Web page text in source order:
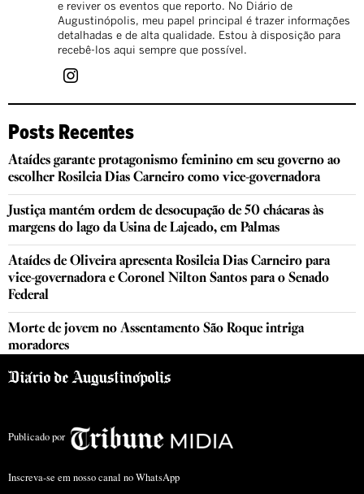
e reviver os eventos que reporto. No Diário de
Augustinópolis, meu papel principal é trazer informações
detalhadas e de alta qualidade. Estou à disposição para
recebê-los aqui sempre que possível.
Posts Recentes
Ataídes garante protagonismo feminino em seu governo ao
escolher Rosileia Dias Carneiro como vice-governadora
Justiça mantém ordem de desocupação de 50 chácaras às
margens do lago da Usina de Lajeado, em Palmas
Ataídes de Oliveira apresenta Rosileia Dias Carneiro para
vice-governadora e Coronel Nilton Santos para o Senado
Federal
Morte de jovem no Assentamento São Roque intriga
moradores
Publicado por
Inscreva-se em nosso canal no WhatsApp